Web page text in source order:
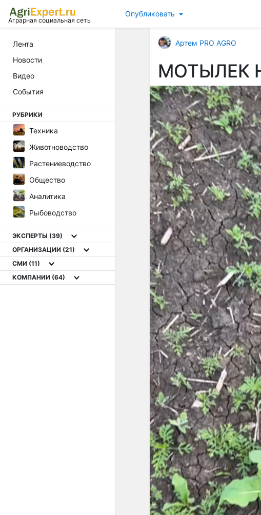
Аграрная социальная сеть
Опубликовать
Лента
Новости
Видео
События
РУБРИКИ
Техника
Животноводство
Растениеводство
Общество
Аналитика
Рыбоводство
ЭКСПЕРТЫ (39)
ОРГАНИЗАЦИИ (21)
СМИ (11)
КОМПАНИИ (64)
Артем PRO AGRO
МОТЫЛЕК